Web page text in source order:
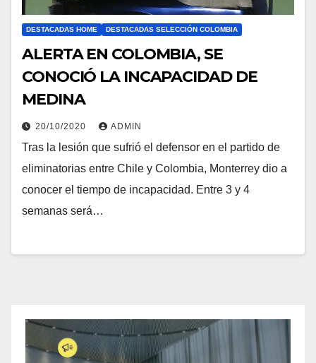
DESTACADAS HOME DESTACADAS SELECCIÓN COLOMBIA
ALERTA EN COLOMBIA, SE
CONOCIÓ LA INCAPACIDAD DE
MEDINA
20/10/2020 ADMIN
Tras la lesión que sufrió el defensor en el partido de
eliminatorias entre Chile y Colombia, Monterrey dio a
conocer el tiempo de incapacidad. Entre 3 y 4
semanas será…